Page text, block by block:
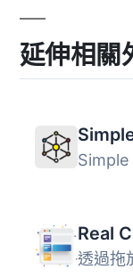
延伸相關